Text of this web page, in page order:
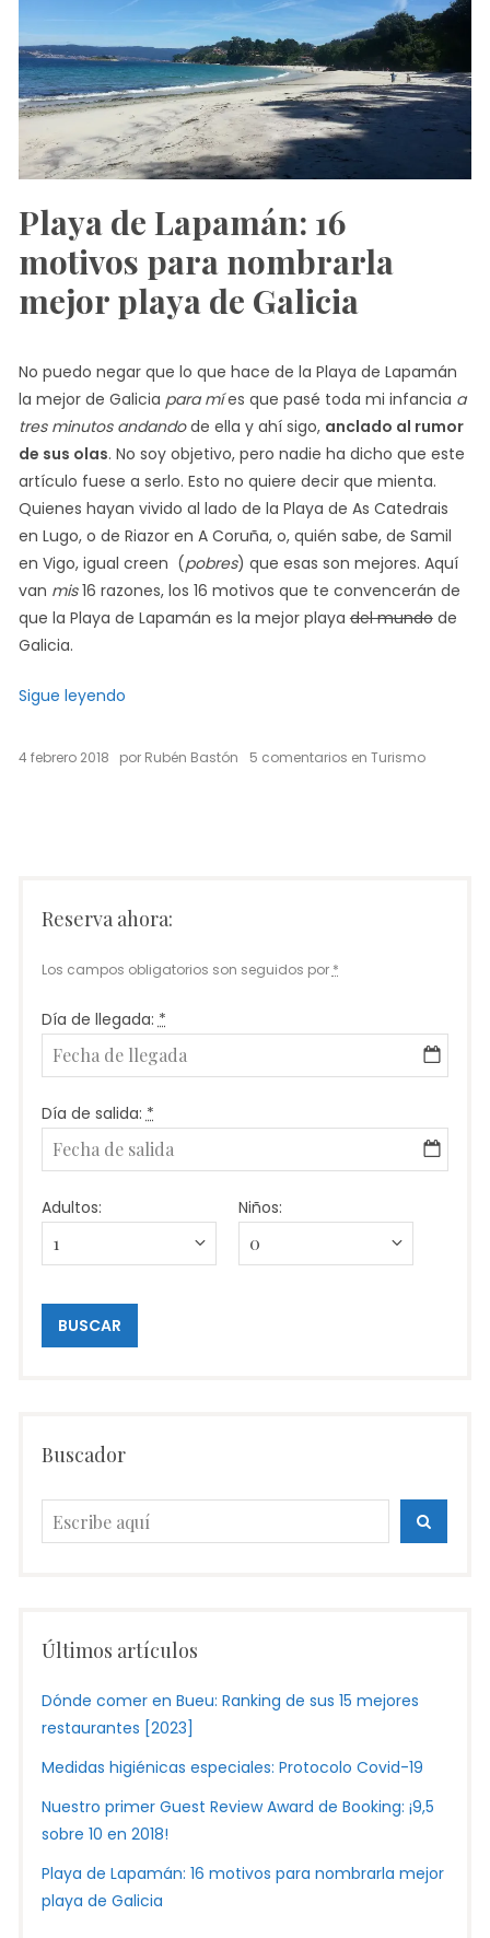
Playa de Lapamán: 16
motivos para nombrarla
mejor playa de Galicia
No puedo negar que lo que hace de la Playa de Lapamán
la mejor de Galicia para míes que pasé toda mi infancia a
tres minutos andandode ella y ahí sigo, anclado al rumor
de sus olas. No soy objetivo, pero nadie ha dicho que este
artículo fuese a serlo. Esto no quiere decir que mienta.
Quienes hayan vivido al lado de la Playa de As Catedrais
en Lugo, o de Riazor en A Coruña, o, quién sabe, de Samil
en Vigo, igual creen (pobres) que esas son mejores. Aquí
van mis16 razones, los 16 motivos que te convencerán de
que la Playa de Lapamán es la mejor playadel mundode
Galicia.
Sigue leyendo«Playa de Lapamán: 16 motivos para
4 febrero 2018 por Rubén Bastón 5 comentariosen
en Turismo
Reserva ahora:
Los campos obligatorios son seguidos por *
Día de llegada: *
Día de salida: *
Adultos: Niños:
Buscador
Busca: BUSCA
Últimos artículos
Dónde comer en Bueu: Ranking de sus 15 mejores
restaurantes [2023]
Medidas higiénicas especiales: Protocolo Covid-19
Nuestro primer Guest Review Award de Booking: ¡9,5
sobre 10 en 2018!
Playa de Lapamán: 16 motivos para nombrarla mejor
playa de Galicia